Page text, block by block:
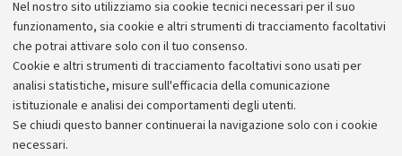
Nel nostro sito utilizziamo sia cookie tecnici necessari per il suo
funzionamento, sia cookie e altri strumenti di tracciamento facoltativi
che potrai attivare solo con il tuo consenso.
Cookie e altri strumenti di tracciamento facoltativi sono usati per
analisi statistiche, misure sull'efficacia della comunicazione
istituzionale e analisi dei comportamenti degli utenti.
Se chiudi questo banner continuerai la navigazione solo con i cookie
necessari.
spettatelefonata, per la quale si può scegliere la lingua
preferita, dura da dieci a quindici minuti.